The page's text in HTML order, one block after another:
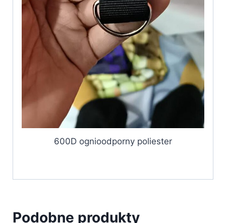
600D ognioodporny poliester
Podobne produkty